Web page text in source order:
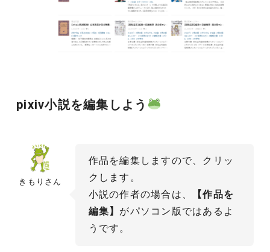
pixiv小説を編集しよう
きもりさん
作品を編集しますので、クリッ
クします。
小説の作者の場合は、
【作品を
編集】 がパソコン版ではあるよ
うです。